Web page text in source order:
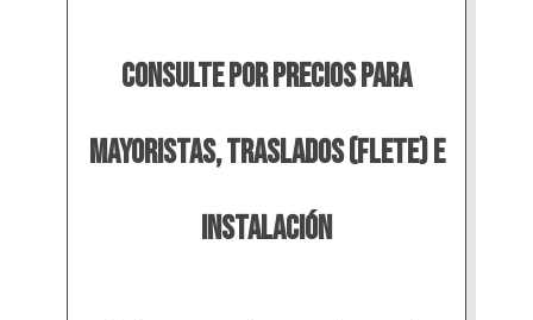
Consulte por precios para
mayoristas, traslados (flete) e
instalación